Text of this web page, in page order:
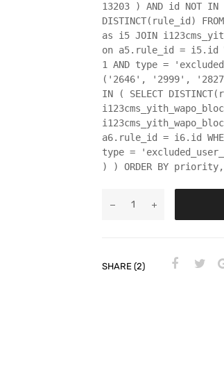
13203 ) AND id NOT IN
DISTINCT(rule_id)
as i5 JOIN
on a5.rule_id = i5.id
1 AND type =
('2646', '2999',
IN ( SELECT
a6.rule_id = i6.id
type =
) ) ORDER BY
SHARE (2)